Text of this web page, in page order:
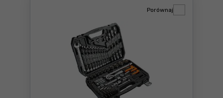
Porównaj